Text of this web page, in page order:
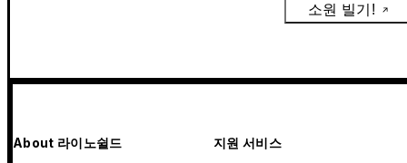
소원 빌기!
About 라이노쉴드 지원 서비스